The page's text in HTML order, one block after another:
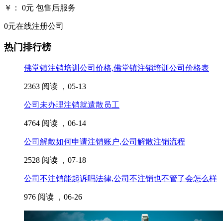
￥： 0元 包售后服务
0元在线注册公司
热门排行榜
佛堂镇注销培训公司价格,佛堂镇注销培训公司价格表
2363 阅读 ， 05-13
公司未办理注销就遣散员工
4764 阅读 ， 06-14
公司解散如何申请注销账户,公司解散注销流程
2528 阅读 ， 07-18
公司不注销能起诉吗法律,公司不注销也不管了会怎么样
976 阅读 ， 06-26